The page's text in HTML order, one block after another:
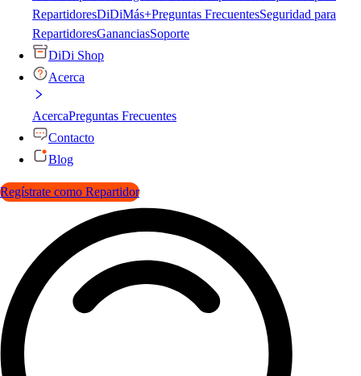
RepartidoresDiDiMás+Preguntas FrecuentesSeguridad para
RepartidoresGananciasSoporte
DiDi Shop
Acerca
AcercaPreguntas Frecuentes
Contacto
Blog
Regístrate como Repartidor